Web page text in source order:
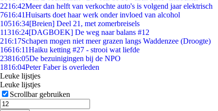
2216:42Meer dan helft van verkochte auto's is volgend jaar elektrisch
7616:41Huisarts doet haar werk onder invloed van alcohol
10516:34[Breien] Deel 21, met zomerbreisels
11316:24[DAGBOEK] De weg naar balans #12
216:17Schapen mogen niet meer grazen langs Waddenzee (Droogte)
16616:11Haiku ketting #27 - strooi wat liefde
23816:05De bezuinigingen bij de NPO
1816:04Peter Faber is overleden
Leuke lijstjes
Leuke lijstjes
Scrollbar gebruiken